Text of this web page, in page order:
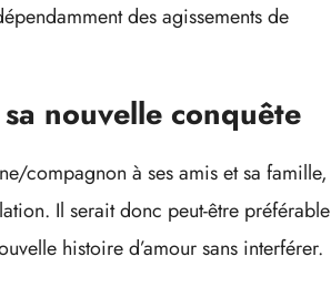
des agissements de
nouvelle conquête
compagnon à ses amis et sa famille,
Il serait donc peut-être préférable
histoire d’amour sans interférer.